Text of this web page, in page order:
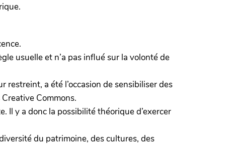
usuelle et n’a pas influé sur la volonté de
restreint, a été l’occasion de sensibiliser des
Commons.
y a donc la possibilité théorique d’exercer
du patrimoine, des cultures, des